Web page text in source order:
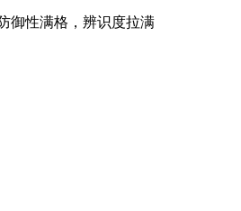
御性满格，辨识度拉满